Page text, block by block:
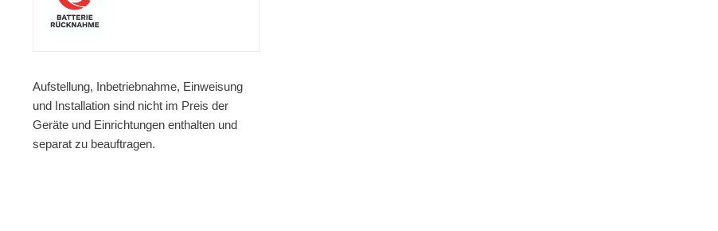
Aufstellung, Inbetriebnahme, Einweisung
und Installation sind nicht im Preis der
Geräte und Einrichtungen enthalten und
separat zu beauftragen.